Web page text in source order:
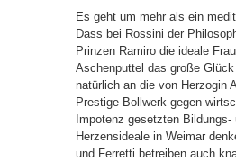
Es geht um mehr als ein
Dass bei Rossini der
Prinzen Ramiro die ideale
Aschenputtel das große
natürlich an die von Herzogin
Prestige-Bollwerk gegen
Impotenz gesetzten Bildungs-
Herzensideale in Weimar
und Ferretti betreiben auch